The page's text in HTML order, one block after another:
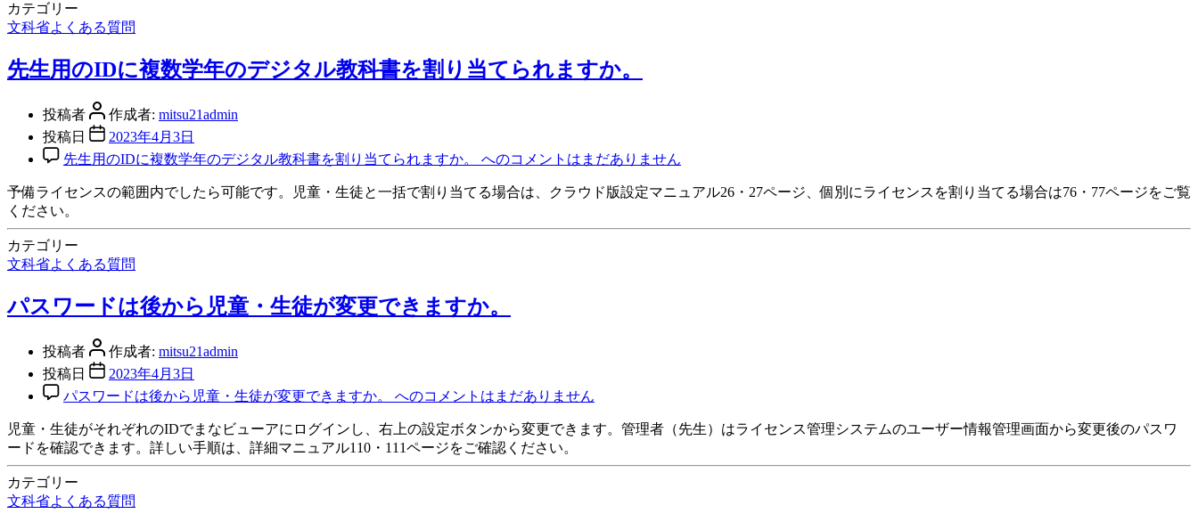
カテゴリー
文科省よくある質問
先生用のIDに複数学年のデジタル教科書を割り当てられますか。
投稿者 作成者: mitsu21admin
投稿日
2023年4月3日
先生用のIDに複数学年のデジタル教科書を割り当てられますか。 へのコメントはまだありません
予備ライセンスの範囲内でしたら可能です。児童・生徒と一括で割り当てる場合は、クラウド版設定マニュアル26・27ページ、個別にライセンスを割り当てる場合は76・77ページをご覧
ください。
カテゴリー
文科省よくある質問
パスワードは後から児童・生徒が変更できますか。
投稿者 作成者: mitsu21admin
投稿日
2023年4月3日
パスワードは後から児童・生徒が変更できますか。 へのコメントはまだありません
児童・生徒がそれぞれのIDでまなビューアにログインし、右上の設定ボタンから変更できます。管理者（先生）はライセンス管理システムのユーザー情報管理画面から変更後のパスワ
ードを確認できます。詳しい手順は、詳細マニュアル110・111ページをご確認ください。
カテゴリー
文科省よくある質問